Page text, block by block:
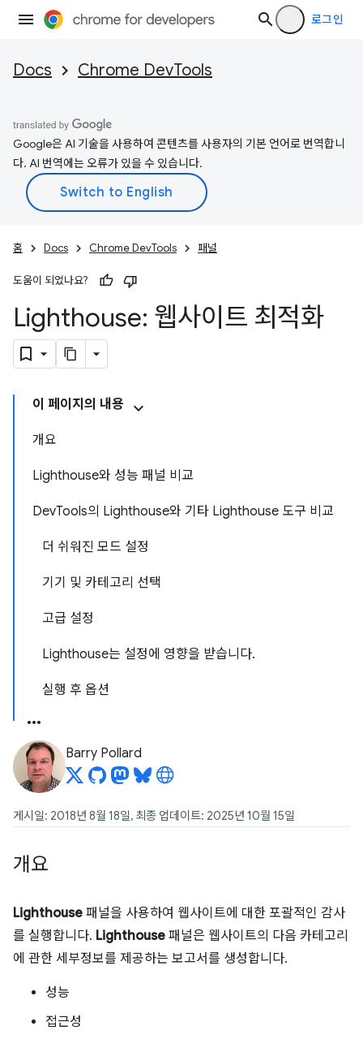
로그인
Docs Chrome DevTools
Google은 AI 기술을 사용하여 콘텐츠를 사용자의 기본 언어로 번역합니
다. AI 번역에는 오류가 있을 수 있습니다.
홈 Docs Chrome DevTools 패널
도움이 되었나요?
Lighthouse: 웹사이트 최적화
이 페이지의 내용
개요
Lighthouse와 성능 패널 비교
DevTools의 Lighthouse와 기타 Lighthouse 도구 비교
더 쉬워진 모드 설정
기기 및 카테고리 선택
고급 설정
Lighthouse는 설정에 영향을 받습니다.
실행 후 옵션
Barry Pollard
게시일: 2018년 8월 18일, 최종 업데이트: 2025년 10월 15일
개요
Lighthouse 패널을 사용하여 웹사이트에 대한 포괄적인 감사
를 실행합니다. Lighthouse 패널은 웹사이트의 다음 카테고리
에 관한 세부정보를 제공하는 보고서를 생성합니다.
성능
접근성